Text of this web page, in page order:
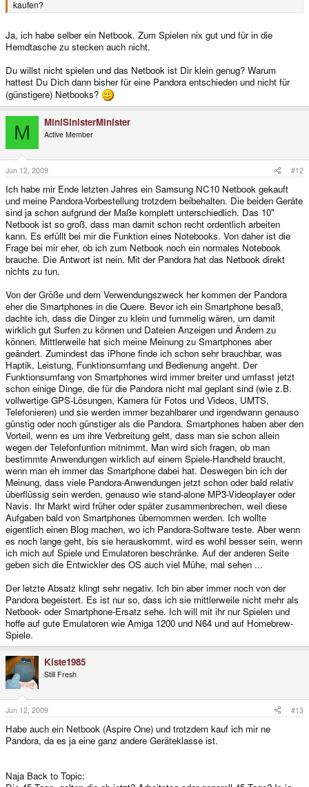
kaufen?
Ja, ich habe selber ein Netbook. Zum Spielen nix gut und für in die
Hemdtasche zu stecken auch nicht.
Du willst nicht spielen und das Netbook ist Dir klein genug? Warum
hattest Du Dich dann bisher für eine Pandora entschieden und nicht für
(günstigere) Netbooks?
M MiniSinisterMinister
Active Member
Jun 12, 2009 #12
Ich habe mir Ende letzten Jahres ein Samsung NC10 Netbook gekauft
und meine Pandora-Vorbestellung trotzdem beibehalten. Die beiden Geräte
sind ja schon aufgrund der Maße komplett unterschiedlich. Das 10"
Netbook ist so groß, dass man damit schon recht ordentlich arbeiten
kann. Es erfüllt bei mir die Funktion eines Notebooks. Von daher ist die
Frage bei mir eher, ob ich zum Netbook noch ein normales Notebook
brauche. Die Antwort ist nein. Mit der Pandora hat das Netbook direkt
nichts zu tun.
Von der Größe und dem Verwendungszweck her kommen der Pandora
eher die Smartphones in die Quere. Bevor ich ein Smartphone besaß,
dachte ich, dass die Dinger zu klein und fummelig wären, um damit
wirklich gut Surfen zu können und Dateien Anzeigen und Ändern zu
können. Mittlerweile hat sich meine Meinung zu Smartphones aber
geändert. Zumindest das iPhone finde ich schon sehr brauchbar, was
Haptik, Leistung, Funktionsumfang und Bedienung angeht. Der
Funktionsumfang von Smartphones wird immer breiter und umfasst jetzt
schon einige Dinge, die für die Pandora nicht mal geplant sind (wie z.B.
vollwertige GPS-Lösungen, Kamera für Fotos und Videos, UMTS,
Telefonieren) und sie werden immer bezahlbarer und irgendwann genauso
günstig oder noch günstiger als die Pandora. Smartphones haben aber den
Vorteil, wenn es um ihre Verbreitung geht, dass man sie schon allein
wegen der Telefonfuntion mitnimmt. Man wird sich fragen, ob man
bestimmte Anwendungen wirklich auf einem Spiele-Handheld braucht,
wenn man eh immer das Smartphone dabei hat. Deswegen bin ich der
Meinung, dass viele Pandora-Anwendungen jetzt schon oder bald relativ
überflüssig sein werden, genauso wie stand-alone MP3-Videoplayer oder
Navis. Ihr Markt wird früher oder später zusammenbrechen, weil diese
Aufgaben bald von Smartphones übernommen werden. Ich wollte
eigentlich einen Blog machen, wo ich Pandora-Software teste. Aber wenn
es noch lange geht, bis sie herauskommt, wird es wohl besser sein, wenn
ich mich auf Spiele und Emulatoren beschränke. Auf der anderen Seite
geben sich die Entwickler des OS auch viel Mühe, mal sehen ...
Der letzte Absatz klingt sehr negativ. Ich bin aber immer noch von der
Pandora begeistert. Es ist nur so, dass ich sie mittlerweile nicht mehr als
Netbook- oder Smartphone-Ersatz sehe. Ich will mit ihr nur Spielen und
hoffe auf gute Emulatoren wie Amiga 1200 und N64 und auf Homebrew-
Spiele.
Kiste1985
Still Fresh
Jun 12, 2009 #13
Habe auch ein Netbook (Aspire One) und trotzdem kauf ich mir ne
Pandora, da es ja eine ganz andere Geräteklasse ist.
Naja Back to Topic: